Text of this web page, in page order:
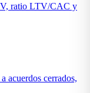
ratio LTV/CAC y
acuerdos cerrados,